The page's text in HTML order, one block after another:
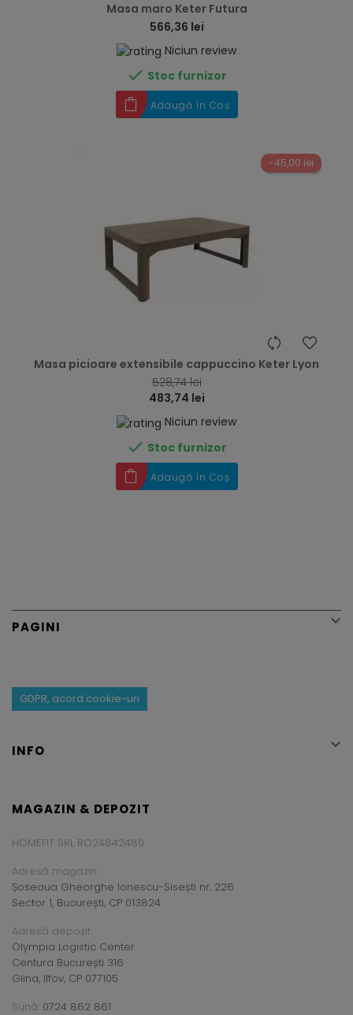
Masa maro Keter Futura
566,36 lei
Niciun review
 Stoc furnizor
Adaugă în Coș
-45,00 lei
Masa picioare extensibile cappuccino Keter Lyon
528,74 lei
483,74 lei
Niciun review
 Stoc furnizor
Adaugă în Coș
PAGINI 
GDPR, acord cookie-uri
INFO 
MAGAZIN & DEPOZIT
HOMEFIT SRL RO24842480
Adresă magazin:
Șoseaua Gheorghe Ionescu-Sisești nr. 226
Sector 1, București, CP 013824
Adresă depozit:
Olympia Logistic Center
Centura București 316
Glina, Ilfov, CP 077105
Sună: 0724 862 861